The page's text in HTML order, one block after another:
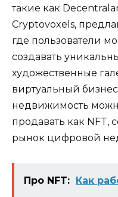
такие как
Cryptovoxels,
где пользователи
создавать
художественные
виртуальный
недвижимость
продавать как NFT,
рынок цифровой
Про NFT: Как